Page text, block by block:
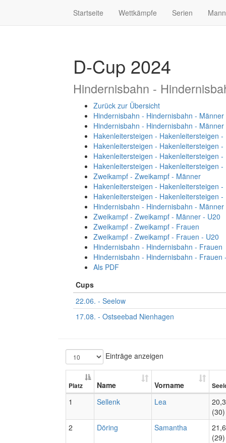
Startseite Wettkämpfe Serien
D-Cup 2024
Hindernisbahn -
Zurück zur Übersicht
Hindernisbahn - Hindernisbahn - Männer
Hindernisbahn - Hindernisbahn -
Hakenleitersteigen - Hakenleitersteigen
Hakenleitersteigen - Hakenleitersteigen -
Hakenleitersteigen - Hakenleitersteigen
Hakenleitersteigen - Hakenleitersteigen
Zweikampf - Zweikampf - Männer
Hakenleitersteigen - Hakenleitersteigen
Hakenleitersteigen - Hakenleitersteigen
Hindernisbahn - Hindernisbahn -
Zweikampf - Zweikampf - Männer - U20
Zweikampf - Zweikampf - Frauen
Zweikampf - Zweikampf - Frauen - U20
Hindernisbahn - Hindernisbahn - Frauen
Hindernisbahn - Hindernisbahn - Frauen
Als PDF
Cups
22.06. - Seelow
17.08. - Ostseebad Nienhagen
Einträge anzeigen
Platz Name Vorname
1 Sellenk Lea
(30)
2
Döring Samantha
(29)